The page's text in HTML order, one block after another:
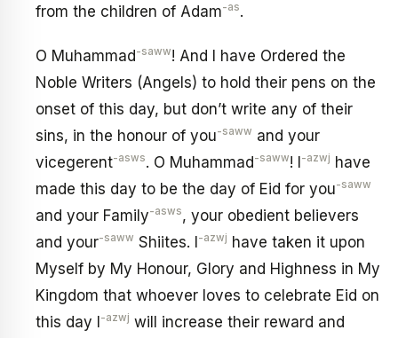
from the children of Adam-as.
O Muhammad-saww! And I have Ordered the
Noble Writers (Angels) to hold their pens on the
onset of this day, but don’t write any of their
sins, in the honour of you-saww and your
vicegerent-asws. O Muhammad-saww! I-azwj have
made this day to be the day of Eid for you-saww
and your Family-asws, your obedient believers
and your-saww Shiites. I-azwj have taken it upon
Myself by My Honour, Glory and Highness in My
Kingdom that whoever loves to celebrate Eid on
this day I-azwj will increase their reward and